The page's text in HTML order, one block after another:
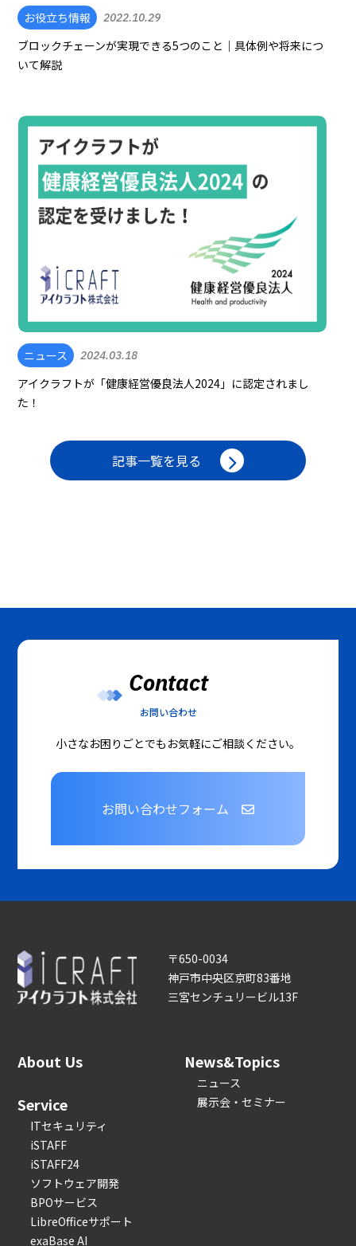
お役立ち情報 2022.10.29
ブロックチェーンが実現できる5つのこと｜具体例や将来につ
いて解説
ニュース 2024.03.18
アイクラフトが「健康経営優良法人2024」に認定されまし
た！
記事一覧を見る
Contact
お問い合わせ
小さなお困りごとでもお気軽にご相談ください。
お問い合わせフォーム
〒650-0034
神戸市中央区京町83番地
三宮センチュリービル13F
About Us
Service
ITセキュリティ
iSTAFF
iSTAFF24
ソフトウェア開発
BPOサービス
LibreOfficeサポート
exaBase AI
News&Topics
ニュース
展示会・セミナー